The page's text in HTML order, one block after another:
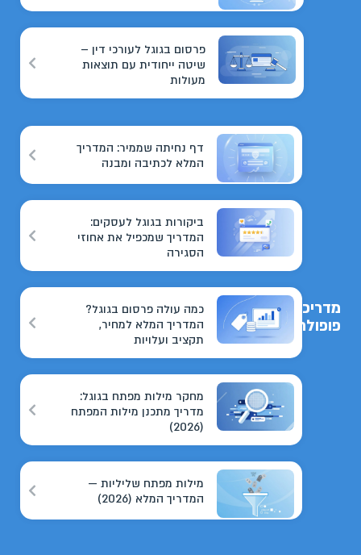
פרסום בגוגל לעורכי דין –
שיטה ייחודית עם תוצאות
מעולות
מדריכים
פופולריים
דף נחיתה שממיר: המדריך
המלא לכתיבה ומבנה
ביקורות בגוגל לעסקים:
המדריך שמכפיל את אחוזי
הסגירה
כמה עולה פרסום בגוגל?
המדריך המלא למחיר,
תקציב ועלויות
מחקר מילות מפתח בגוגל:
מדריך מתכנן מילות המפתח
(2026)
מילות מפתח שליליות —
המדריך המלא (2026)